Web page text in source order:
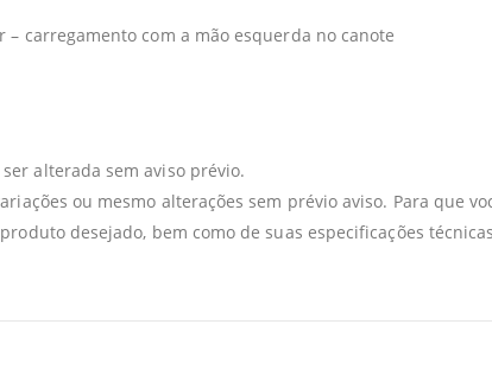
carregamento com a mão esquerda no canote
alterada sem aviso prévio.
ou mesmo alterações sem prévio aviso. Para que
desejado, bem como de suas especificações